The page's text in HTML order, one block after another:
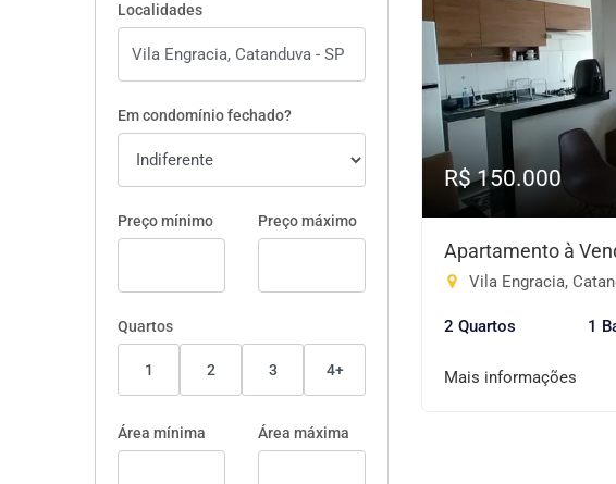
Localidades
Em condomínio fechado?
Preço mínimo Preço máximo
Quartos
1 2 3 4+
Área mínima Área máxima
R$ 150.000
Apartamento à
Vila Engracia,
2 Quartos 1
Mais informações